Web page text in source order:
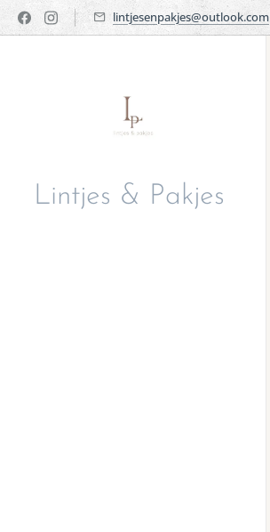
lintjesenpakjes@outlook.com
Lintjes & Pakjes